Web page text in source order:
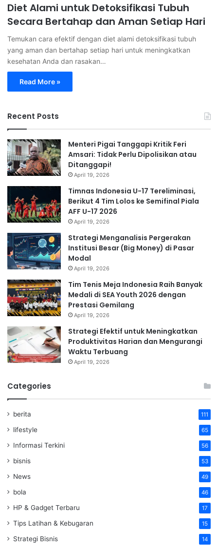
Diet Alami untuk Detoksifikasi Tubuh
Secara Bertahap dan Aman Setiap Hari
Temukan cara efektif dengan diet alami detoksifikasi tubuh
yang aman dan bertahap setiap hari untuk meningkatkan
kesehatan Anda dan rasakan…
Read More »
Recent Posts
Menteri Pigai Tanggapi Kritik Feri
Amsari: Tidak Perlu Dipolisikan atau
Ditanggapi!
April 19, 2026
Timnas Indonesia U-17 Tereliminasi,
Berikut 4 Tim Lolos ke Semifinal Piala
AFF U-17 2026
April 19, 2026
Strategi Menganalisis Pergerakan
Institusi Besar (Big Money) di Pasar
Modal
April 19, 2026
Tim Tenis Meja Indonesia Raih Banyak
Medali di SEA Youth 2026 dengan
Prestasi Gemilang
April 19, 2026
Strategi Efektif untuk Meningkatkan
Produktivitas Harian dan Mengurangi
Waktu Terbuang
April 19, 2026
Categories
berita 111
lifestyle 65
Informasi Terkini 56
bisnis 53
News 49
bola 46
HP & Gadget Terbaru 17
Tips Latihan & Kebugaran 15
Strategi Bisnis 14